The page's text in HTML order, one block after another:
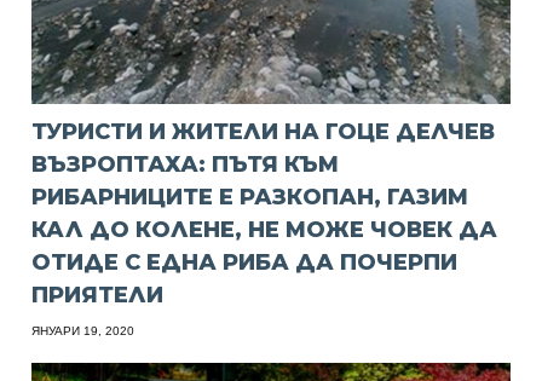
ТУРИСТИ И ЖИТЕЛИ НА ГОЦЕ ДЕЛЧЕВ
ВЪЗРОПТАХА: ПЪТЯ КЪМ
РИБАРНИЦИТЕ Е РАЗКОПАН, ГАЗИМ
КАЛ ДО КОЛЕНЕ, НЕ МОЖЕ ЧОВЕК ДА
ОТИДЕ С ЕДНА РИБА ДА ПОЧЕРПИ
ПРИЯТЕЛИ
ЯНУАРИ 19, 2020